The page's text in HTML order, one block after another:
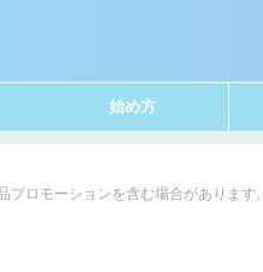
始め方
プロモーションを含む場合があります。